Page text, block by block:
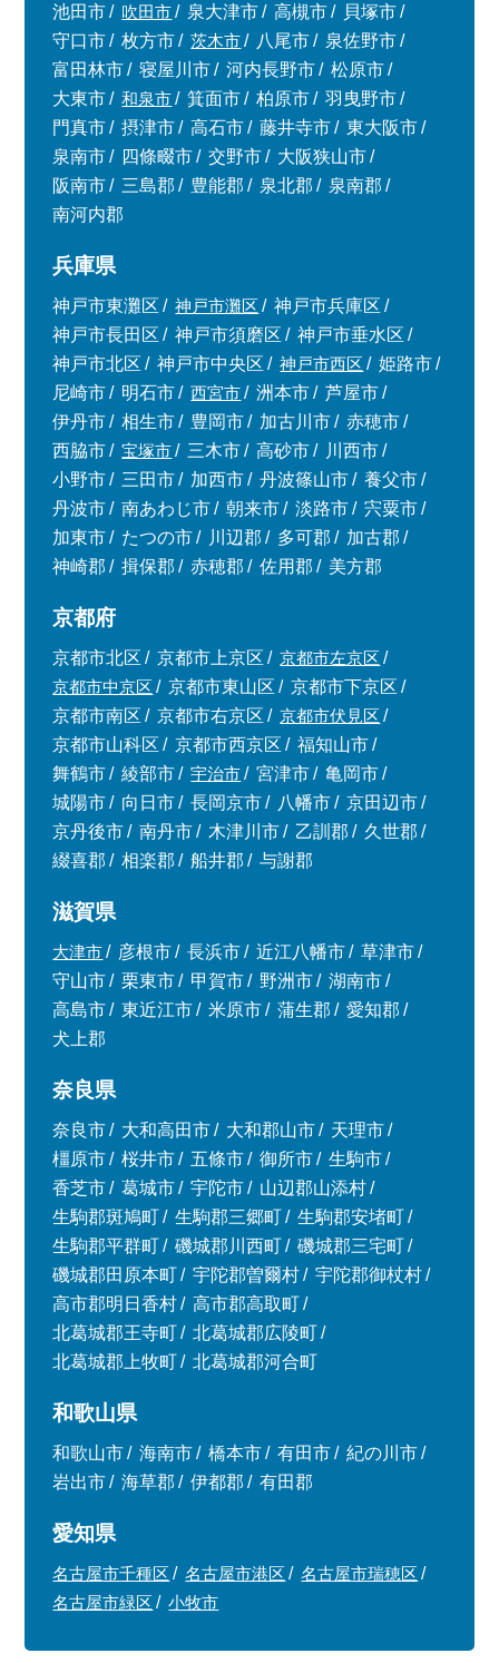
池田市 吹田市 泉大津市 高槻市
貝塚市
守口市
枚方市 茨木市 八尾市
泉佐野市
富田林市
寝屋川市 河内長野市
松原市
大東市
和泉市 箕面市 柏原市
羽曳野市
門真市
摂津市 高石市 藤井寺市
東大阪市
泉南市
四條畷市 交野市
大阪狭山市
阪南市
三島郡 豊能郡 泉北郡
泉南郡
南河内郡
兵庫県
神戸市東灘区 神戸市灘区
神戸市兵庫区
神戸市長田区
神戸市須磨区
神戸市垂水区
神戸市北区
神戸市中央区 神戸市西区
姫路市
尼崎市
明石市 西宮市 洲本市
芦屋市
伊丹市
相生市 豊岡市 加古川市
赤穂市
西脇市
宝塚市 三木市 高砂市
川西市
小野市
三田市 加西市 丹波篠山市
養父市
丹波市
南あわじ市 朝来市 淡路市
宍粟市
加東市
たつの市 川辺郡 多可郡
加古郡
神崎郡
揖保郡 赤穂郡 佐用郡 美方郡
京都府
京都市北区 京都市上京区
京都市左京区
京都市中京区
京都市東山区
京都市下京区
京都市南区
京都市右京区
京都市伏見区
京都市山科区
京都市西京区
福知山市
舞鶴市
綾部市 宇治市 宮津市
亀岡市
城陽市
向日市 長岡京市 八幡市
京田辺市
京丹後市
南丹市 木津川市 乙訓郡
久世郡
綴喜郡
相楽郡 船井郡 与謝郡
滋賀県
大津市 彦根市 長浜市 近江八幡市
草津市
守山市
栗東市 甲賀市 野洲市
湖南市
高島市
東近江市 米原市 蒲生郡
愛知郡
犬上郡
奈良県
奈良市 大和高田市 大和郡山市
天理市
橿原市
桜井市 五條市 御所市
生駒市
香芝市
葛城市 宇陀市
山辺郡山添村
生駒郡斑鳩町
生駒郡三郷町
生駒郡安堵町
生駒郡平群町
磯城郡川西町
磯城郡三宅町
磯城郡田原本町
宇陀郡曽爾村
宇陀郡御杖村
高市郡明日香村
高市郡高取町
北葛城郡王寺町
北葛城郡広陵町
北葛城郡上牧町
北葛城郡河合町
和歌山県
和歌山市 海南市 橋本市 有田市
紀の川市
岩出市
海草郡 伊都郡 有田郡
愛知県
名古屋市千種区 名古屋市港区
名古屋市瑞穂区
名古屋市緑区
小牧市